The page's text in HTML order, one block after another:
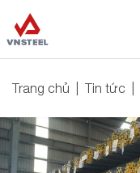
Trang chủ Tin tức